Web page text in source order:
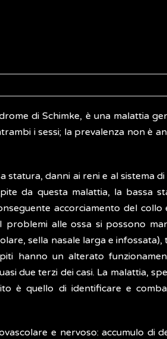
di Schimke, è una malattia
i sessi; la prevalenza non è
statura, danni ai reni e al sistema
da questa malattia, la bassa
accorciamento del collo
alle ossa si possono
sella nasale larga e
hanno un alterato
due terzi dei casi. La malattia,
è quello di identificare e
e nervoso: accumulo di